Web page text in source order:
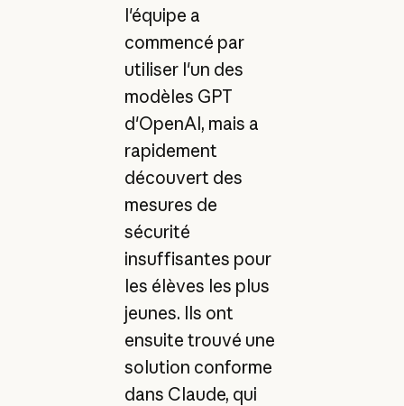
l'équipe a
commencé par
utiliser l'un des
modèles GPT
d'OpenAI, mais a
rapidement
découvert des
mesures de
sécurité
insuffisantes pour
les élèves les plus
jeunes. Ils ont
ensuite trouvé une
solution conforme
dans Claude, qui